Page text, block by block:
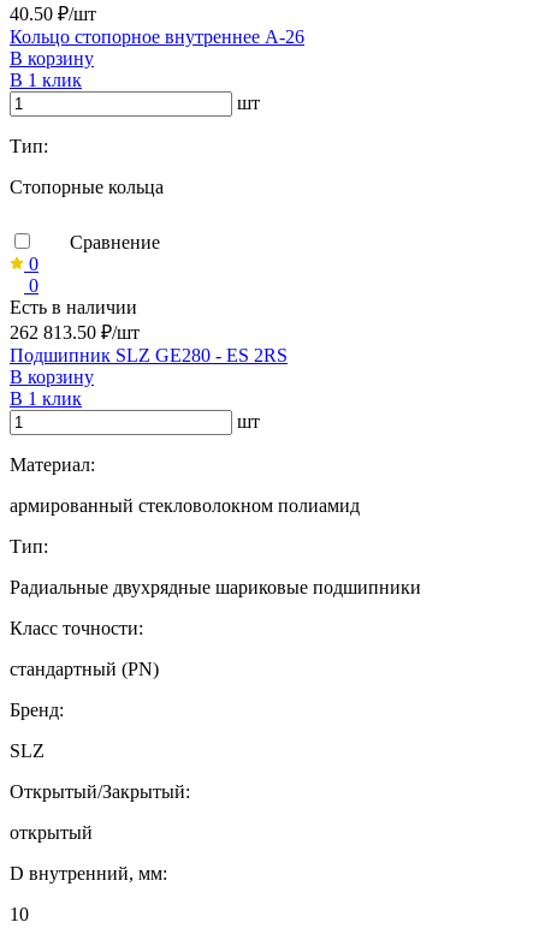
40.50 ₽/шт
Кольцо стопорное внутреннее А-26
В корзину
В 1 клик
шт
Тип:
Стопорные кольца
Сравнение
0
0
Есть в наличии
262 813.50 ₽/шт
Подшипник SLZ GE280 - ES 2RS
В корзину
В 1 клик
шт
Материал:
армированный стекловолокном полиамид
Тип:
Радиальные двухрядные шариковые подшипники
Класс точности:
стандартный (PN)
Бренд:
SLZ
Открытый/Закрытый:
открытый
D внутренний, мм:
10